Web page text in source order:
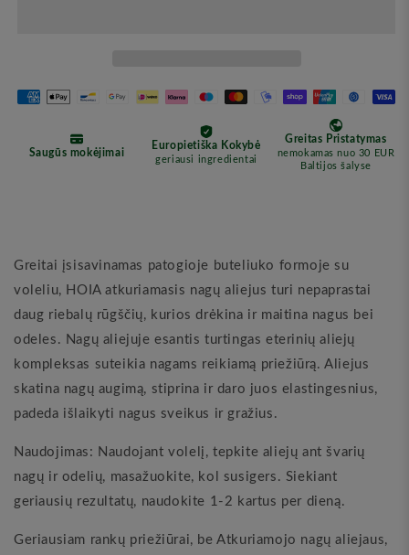
(HOIA)
(HOIA)
Greitai įsisavinamas patogioje buteliuko formoje su
voleliu, HOIA atkuriamasis nagų aliejus turi nepaprastai
daug riebalų rūgščių, kurios drėkina ir maitina nagus bei
odeles. Nagų aliejuje esantis turtingas eterinių aliejų
kompleksas suteikia nagams reikiamą priežiūrą. Aliejus
skatina nagų augimą, stiprina ir daro juos elastingesnius,
padeda išlaikyti nagus sveikus ir gražius.
Naudojimas: Naudojant volelį, tepkite aliejų ant švarių
nagų ir odelių, masažuokite, kol susigers. Siekiant
geriausių rezultatų, naudokite 1-2 kartus per dieną.
Geriausiam rankų priežiūrai, be Atkuriamojo nagų aliejaus,